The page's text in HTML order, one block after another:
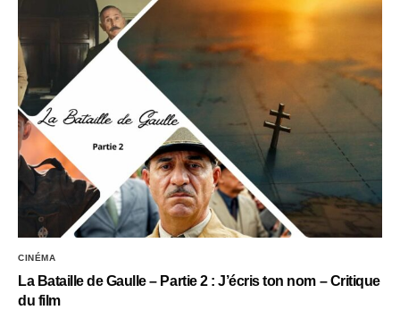
CINÉMA
La Bataille de Gaulle – Partie 2 : J’écris ton nom – Critique
du film